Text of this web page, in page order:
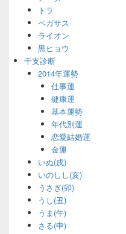
トラ
ペガサス
ライオン
黒ヒョウ
干支診断
2014年運勢
仕事運
健康運
基本運勢
年代別運
恋愛結婚運
金運
いぬ(戌)
いのしし(亥)
うさぎ(卯)
うし(丑)
うま(午)
さる(申)